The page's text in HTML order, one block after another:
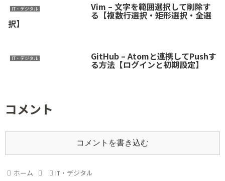
IT・デジタル Vim – 文字を範囲選択して削除す
る【複数行選択・矩形選択・全選
択】
IT・デジタル GitHub – Atomと連携してPushす
る方法【ログインと初期設定】
コメント
コメントを書き込む
ホーム IT・デジタル